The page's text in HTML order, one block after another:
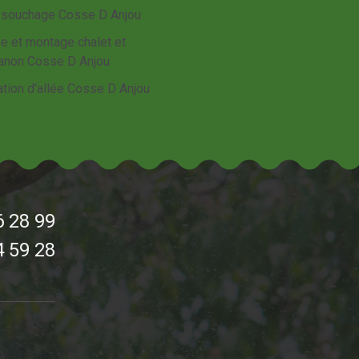
Cosse D Anjou
et montage chalet et
Cosse D Anjou
d'allée Cosse D Anjou
28 99
59 28